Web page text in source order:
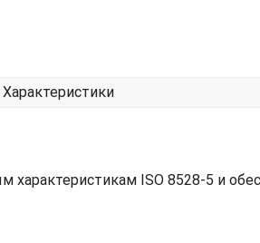
Характеристики
характеристикам ISO 8528-5 и